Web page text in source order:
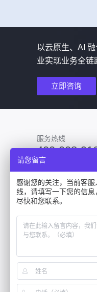
以云原生、AI
业实现业务全链
立即咨询
服务热线
400-008-
请您留言
感谢您的关注，当前客服
线，请填写一下您的信息
尽快和您联系。